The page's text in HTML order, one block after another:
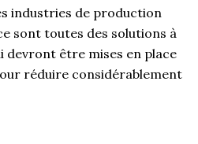
industries de production
sont toutes des solutions à
être mises en place
réduire considérablement